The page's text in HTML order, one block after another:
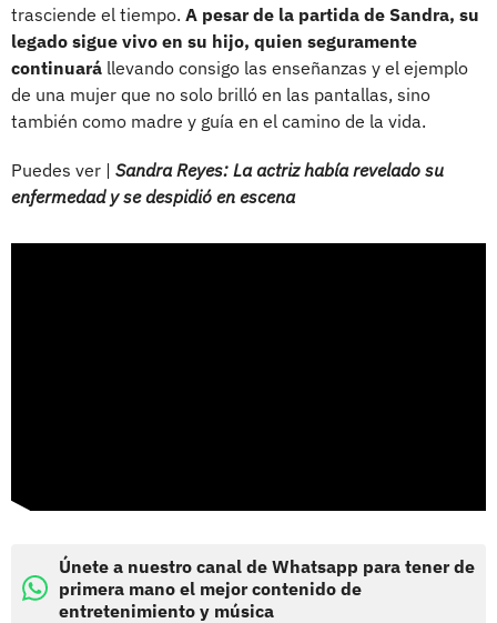
trasciende el tiempo. A pesar de la partida de Sandra, su
legado sigue vivo en su hijo, quien seguramente
continuará llevando consigo las enseñanzas y el ejemplo
de una mujer que no solo brilló en las pantallas, sino
también como madre y guía en el camino de la vida.
Puedes ver | Sandra Reyes: La actriz había revelado su
enfermedad y se despidió en escena
Únete a nuestro canal de Whatsapp para tener de
primera mano el mejor contenido de
entretenimiento y música